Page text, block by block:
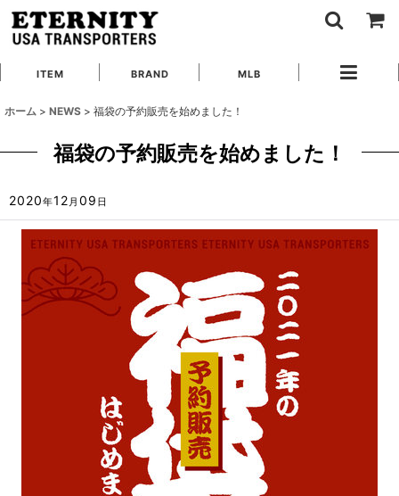
ITEM BRAND MLB
ホーム > NEWS > 福袋の予約販売を始めました！
福袋の予約販売を始めました！
2020年12 月 09 日